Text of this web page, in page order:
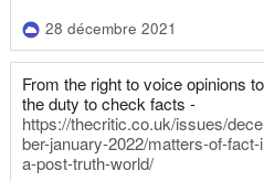
28 décembre 2021
From the right to voice opinions to
the duty to check facts -
https://thecritic.co.uk/issues/
ber-january-2022/matters-of-fact-
a-post-truth-world/